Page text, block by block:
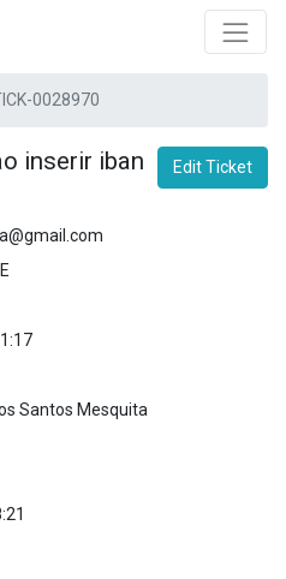
0028970
inserir iban
Edit Ticket
Santos Mesquita